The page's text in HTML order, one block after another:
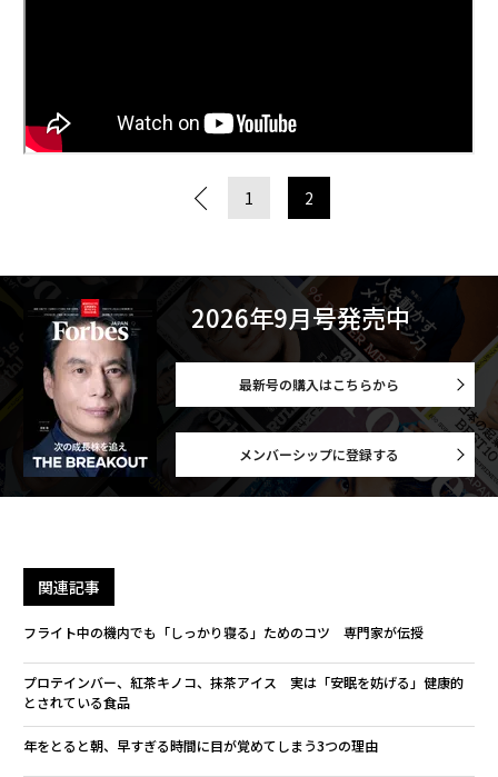
1 2
2026年9月号発売中
最新号の購入はこちらから
メンバーシップに登録する
関連記事
フライト中の機内でも「しっかり寝る」ためのコツ 専門家が伝授
プロテインバー、紅茶キノコ、抹茶アイス 実は「安眠を妨げる」健康的
とされている食品
年をとると朝、早すぎる時間に目が覚めてしまう3つの理由